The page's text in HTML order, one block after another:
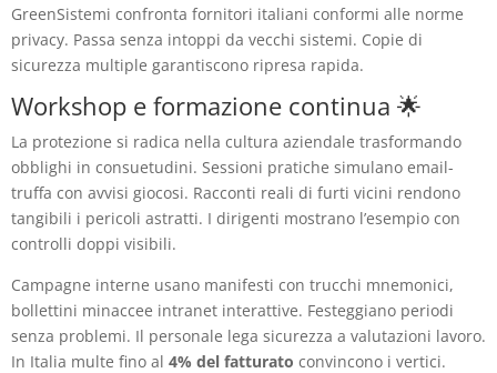
GreenSistemi confronta fornitori italiani conformi alle norme
privacy. Passa senza intoppi da vecchi sistemi. Copie di
sicurezza multiple garantiscono ripresa rapida.
Workshop e formazione continua 🌟
La protezione si radica nella cultura aziendale trasformando
obblighi in consuetudini. Sessioni pratiche simulano email-
truffa con avvisi giocosi. Racconti reali di furti vicini rendono
tangibili i pericoli astratti. I dirigenti mostrano l’esempio con
controlli doppi visibili.
Campagne interne usano manifesti con trucchi mnemonici,
bollettini minaccee intranet interattive. Festeggiano periodi
senza problemi. Il personale lega sicurezza a valutazioni lavoro.
In Italia multe fino al 4% del fatturato convincono i vertici.